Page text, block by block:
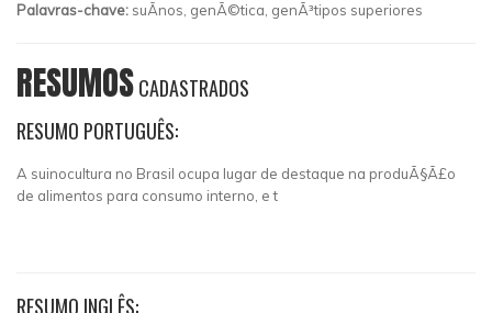
Palavras-chave: suÃ­nos, genÃ©tica, genÃ³tipos superiores
RESUMOSCADASTRADOS
RESUMO PORTUGUÊS:
A suinocultura no Brasil ocupa lugar de destaque na produÃ§Ã£o
de alimentos para consumo interno, e t
RESUMO INGLÊS: